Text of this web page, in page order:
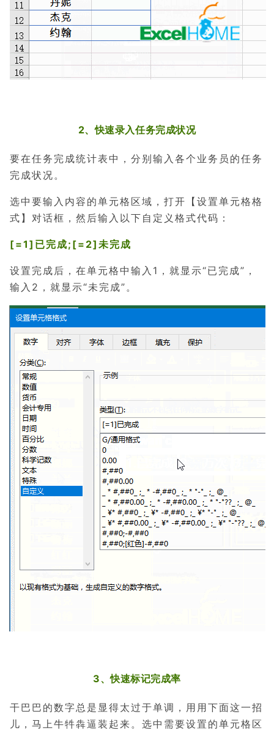
2、快速录入任务完成状况
要在任务完成统计表中，分别输入各个业务员的任务
完成状况。
选中要输入内容的单元格区域，打开【设置单元格格
式】对话框，然后输入以下自定义格式代码：
[=1]已完成;[=2]未完成
设置完成后，在单元格中输入1，就显示“已完成”，
输入2，就显示“未完成”。
3、快速标记完成率
干巴巴的数字总是显得太过于单调，用用下面这一招
儿，马上牛牪犇逼装起来。 选中需要设置的单元格区